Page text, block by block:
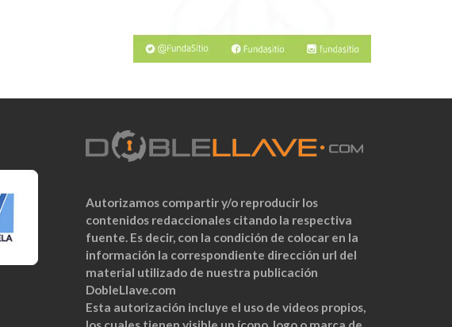
Autorizamos compartir y/o reproducir los
contenidos redaccionales citando la respectiva
fuente. Es decir, con la condición de colocar en la
información la correspondiente dirección url del
material utilizado de nuestra publicación
DobleLlave.com
Esta autorización incluye el uso de videos propios,